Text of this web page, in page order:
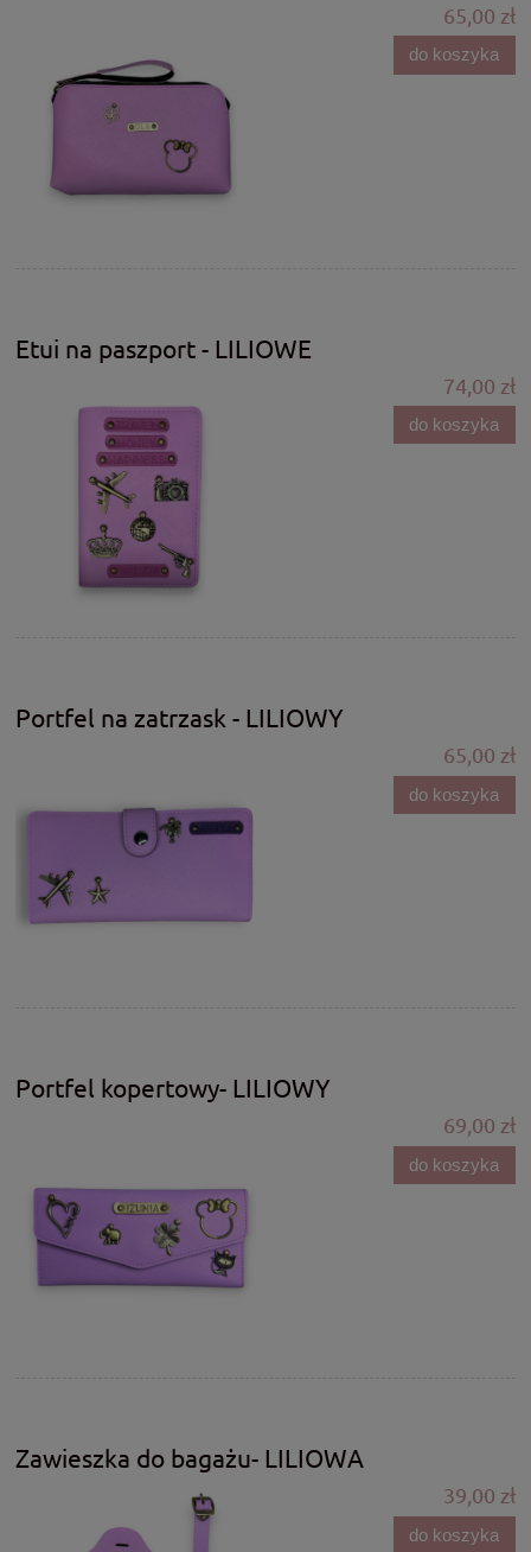
65,00 zł
do koszyka
Etui na paszport - LILIOWE
74,00 zł
do koszyka
Portfel na zatrzask - LILIOWY
65,00 zł
do koszyka
Portfel kopertowy- LILIOWY
69,00 zł
do koszyka
Zawieszka do bagażu- LILIOWA
39,00 zł
do koszyka